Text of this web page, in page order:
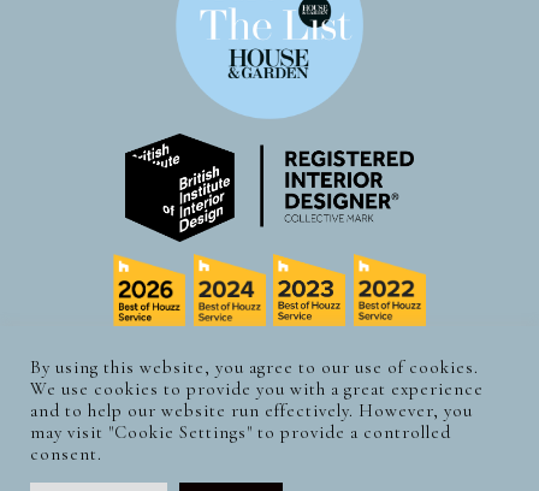
© CLAUDIA LUDWIG DESIGN. 2026 | ALLE
RECHTE VORBEHALTEN.
SITE BY SLATE|DESIGN BY EDIE & CHALK
By using this website, you agree to our use of cookies.
We use cookies to provide you with a great experience
and to help our website run effectively. However, you
may visit "Cookie Settings" to provide a controlled
consent.